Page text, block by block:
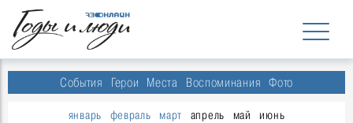
События Герои Места Воспоминания Фото
январь февраль март апрель май
июнь